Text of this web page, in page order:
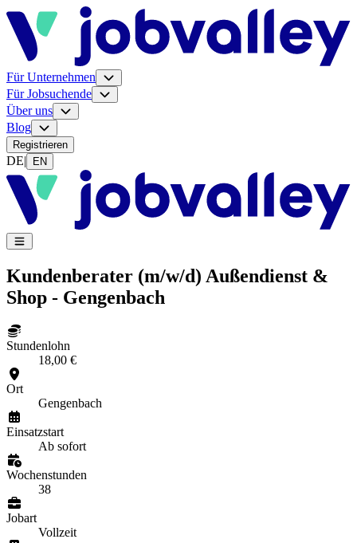
Für Unternehmen
Für Jobsuchende
Über uns
Blog
Registrieren
DE| EN
Kundenberater (m/w/d) Außendienst &
Shop - Gengenbach
Stundenlohn
18,00 €
Ort
Gengenbach
Einsatzstart
Ab sofort
Wochenstunden
38
Jobart
Vollzeit